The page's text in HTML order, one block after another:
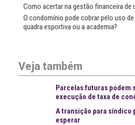
Como acertar na gestão financeira de
O condomínio pode cobrar pelo uso
quadra esportiva ou a academia?
Veja também
Parcelas futuras podem
execução de taxa de
A transição para síndico
esperar